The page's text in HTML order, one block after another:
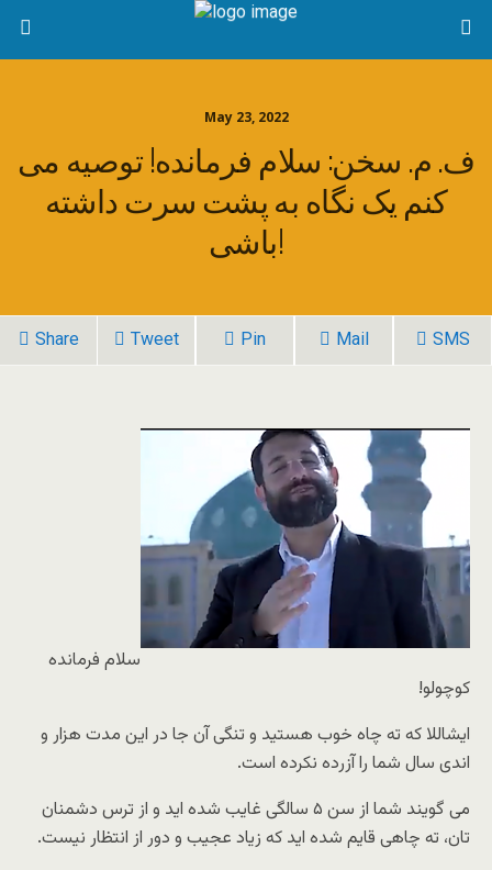
May 23, 2022
ف. م. سخن: سلام فرمانده! توصیه می
کنم یک نگاه به پشت سرت داشته
باشی!
Share Tweet Pin Mail SMS
سلام فرمانده
کوچولو!
ایشاللا که ته چاه خوب هستید و تنگی آن جا در این مدت هزار و
اندی سال شما را آزرده نکرده است.
می گویند شما از سن ۵ سالگی غایب شده اید و از ترس دشمنان
تان، ته چاهی قایم شده اید که زیاد عجیب و دور از انتظار نیست.